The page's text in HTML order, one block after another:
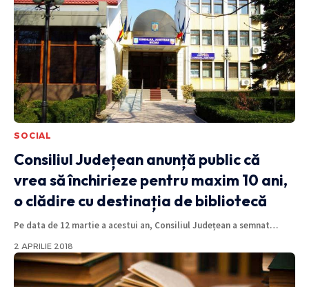
SOCIAL
Consiliul Județean anunță public că
vrea să închirieze pentru maxim 10 ani,
o clădire cu destinația de bibliotecă
Pe data de 12 martie a acestui an, Consiliul Județean a semnat…
2 APRILIE 2018